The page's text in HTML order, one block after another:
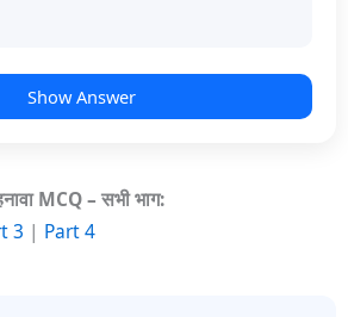
Show Answer
MCQ – सभी भाग:
3 | Part 4